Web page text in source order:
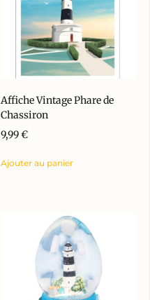
Affiche Vintage Phare de
Chassiron
9,99€
Ajouter au panier